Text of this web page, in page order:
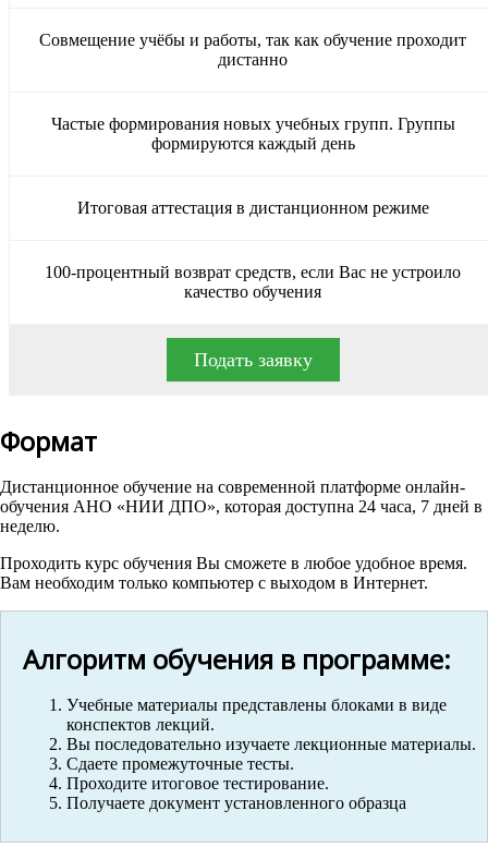
Совмещение учёбы и работы, так как обучение проходит
дистанно
Частые формирования новых учебных групп. Группы
формируются каждый день
Итоговая аттестация в дистанционном режиме
100-процентный возврат средств, если Вас не устроило
качество обучения
Подать заявку
Формат
Дистанционное обучение на современной платформе онлайн-
обучения АНО «НИИ ДПО», которая доступна 24 часа, 7 дней в
неделю.
Проходить курс обучения Вы сможете в любое удобное время.
Вам необходим только компьютер с выходом в Интернет.
Алгоритм обучения в программе:
Учебные материалы представлены блоками в виде
конспектов лекций.
Вы последовательно изучаете лекционные материалы.
Сдаете промежуточные тесты.
Проходите итоговое тестирование.
Получаете документ установленного образца